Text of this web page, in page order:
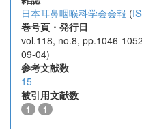
日本耳鼻咽喉科学会会報 (
巻号頁・発行日
vol.118, no.8, pp.1046-
09-04)
参考文献数
15
被引用文献数
1 1